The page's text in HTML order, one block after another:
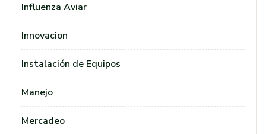
Influenza Aviar
Innovacion
Instalación de Equipos
Manejo
Mercadeo